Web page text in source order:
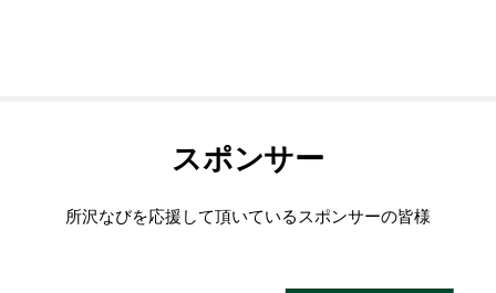
スポンサー
所沢なびを応援して頂いているスポンサーの皆様